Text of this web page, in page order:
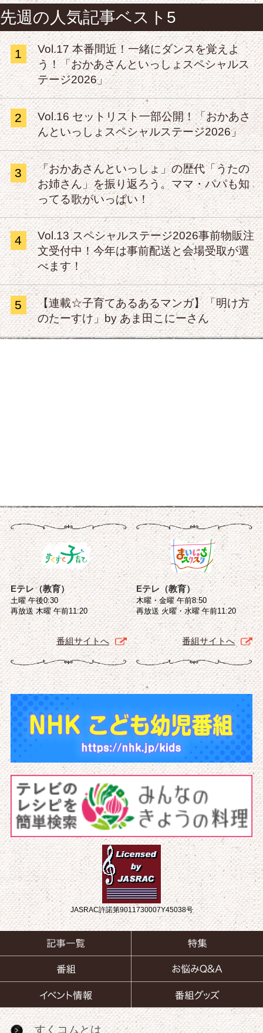
先週の人気記事ベスト5
1
Vol.17 本番間近！一緒にダンスを覚えよ
う！「おかあさんといっしょスペシャルス
テージ2026」
2
Vol.16 セットリスト一部公開！「おかあさ
んといっしょスペシャルステージ2026」
3
「おかあさんといっしょ」の歴代「うたの
お姉さん」を振り返ろう。ママ・パパも知
ってる歌がいっぱい！
4
Vol.13 スペシャルステージ2026事前物販注
文受付中！今年は事前配送と会場受取が選
べます！
5
【連載☆子育てあるあるマンガ】「明け方
のたーすけ」by あま田こにーさん
Eテレ（教育）
土曜 午後0:30
再放送 木曜 午前11:20
番組サイトへ
Eテレ（教育）
木曜・金曜 午前8:50
再放送 火曜・水曜 午前11:20
番組サイトへ
JASRAC許諾第9011730007Y45038号
すくコムとは